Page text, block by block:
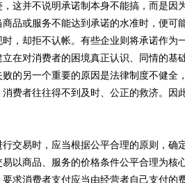
这并不说明承诺制本身不能搞，而是因
品或服务不能达到承诺的水准时，便可
，却拒不认帐。有些企业则将承诺作为
在对消费者的困境真正认识、同情的基
的另一个重要的原因是法律制度不健全
费者往往得不到及时、公正的救济。因
易时，应当根据公平合理的原则，确
以商品、服务的价格条件公平合理为核
求消费者支付应当由经营者自己支付的